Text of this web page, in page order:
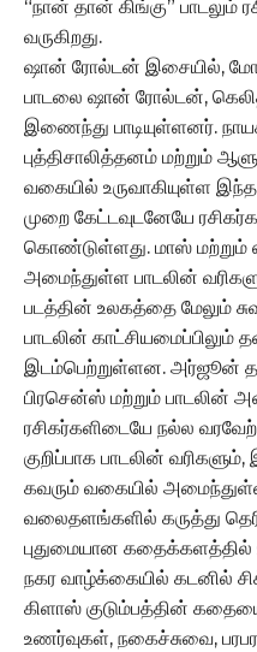
“நான் தான் கிங்கு”
வருகிறது.
ஷான் ரோல்டன் இசையில்,
பாடலை ஷான் ரோல்டன்,
இணைந்து பாடியுள்ளனர்.
புத்திசாலித்தனம் மற்றும்
வகையில் உருவாகியுள்ள
முறை கேட்டவுடனேயே
கொண்டுள்ளது. மாஸ் மற்றும்
அமைந்துள்ள பாடலின்
படத்தின் உலகத்தை மேலும்
பாடலின் காட்சியமைப்பிலும்
இடம்பெற்றுள்ளன. அர்ஜூன்
பிரசென்ஸ் மற்றும் பாடலின்
ரசிகர்களிடையே நல்ல
குறிப்பாக பாடலின்
கவரும் வகையில்
வலைதளங்களில் கருத்து
புதுமையான கதைக்களத்தில்
நகர வாழ்க்கையில் கடனில்
கிளாஸ் குடும்பத்தின்
உணர்வுகள், நகைச்சுவை,